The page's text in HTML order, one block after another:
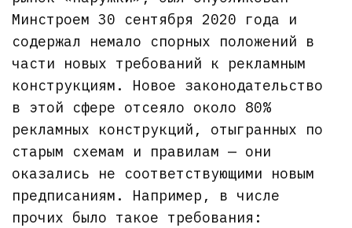
Минстроем 30 сентября 2020 года и
содержал немало спорных положений в
части новых требований к рекламным
конструкциям. Новое законодательство
в этой сфере отсеяло около 80%
рекламных конструкций, отыгранных по
старым схемам и правилам — они
оказались не соответствующими новым
предписаниям. Например, в числе
прочих было такое требования: